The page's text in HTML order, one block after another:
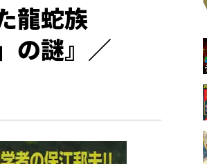
龍蛇族
の謎』／